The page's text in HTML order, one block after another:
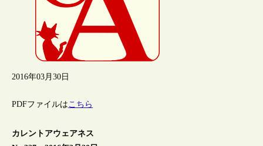
2016年03月30日
PDFファイルはこちら
カレントアウェアネス